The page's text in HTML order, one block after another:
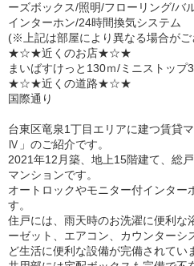
ーズボックス/照明/フローリング/バ
インターホン/24時間換気システム
(※上記は部屋により異なる場合がご
★☆★近くのお店★☆★
まいばすけっと130ｍ/ミニストップ
★☆★近くの道路★☆★
国際通り
台東区竜泉1丁目エリアに建つ賃貸
Ⅳ」のご紹介です。
2021年12月築、地上15階建て、総
マンションです。
オートロックやモニター付インター
す。
住戸には、雨天時のお洗濯に便利な
ーゼット、エアコン、カウンターシ
ど生活に便利な設備が完備されてい